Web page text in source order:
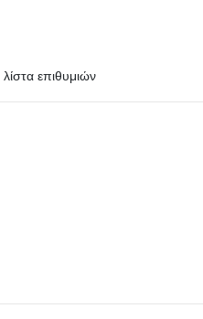
επιθυμιών